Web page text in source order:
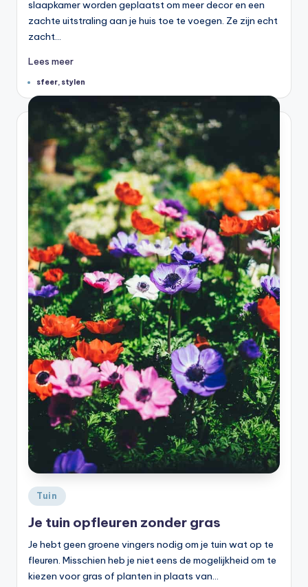
slaapkamer worden geplaatst om meer decor en een
zachte uitstraling aan je huis toe te voegen. Ze zijn echt
zacht…
Lees meer
Tags:sfeer, stylen
Geplaatst
in
Tuin
Je tuin opfleuren zonder gras
Je hebt geen groene vingers nodig om je tuin wat op te
fleuren. Misschien heb je niet eens de mogelijkheid om te
kiezen voor gras of planten in plaats van…